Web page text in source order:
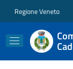
Regione Veneto